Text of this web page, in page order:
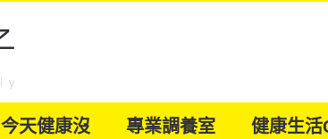
今天健康沒 專業調養室 健康生活